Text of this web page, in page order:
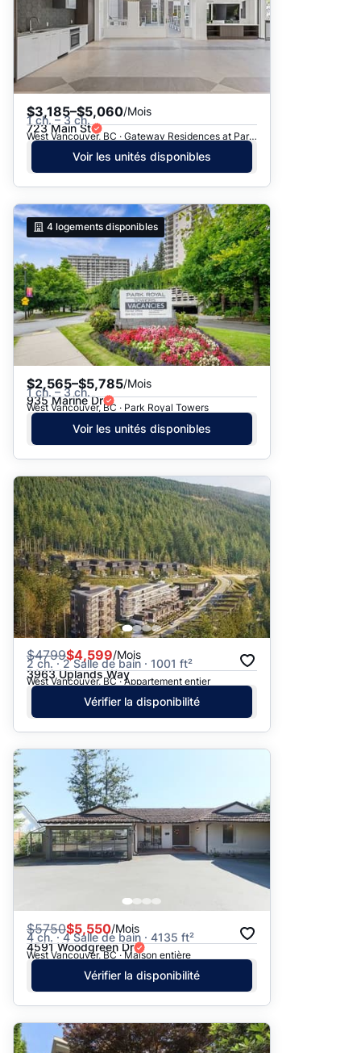
$3,185–$5,060/Mois
1 ch. – 3 ch.
723 Main St
West Vancouver, BC · Gateway Residences at Park Royal
Voir les unités disponibles
4 logements disponibles
$2,565–$5,785/Mois
1 ch. – 3 ch.
935 Marine Dr
West Vancouver, BC · Park Royal Towers
Voir les unités disponibles
$4799$4,599/Mois
2 ch. · 2 Salle de bain · 1001 ft²
3963 Uplands Way
West Vancouver, BC · Appartement entier
Vérifier la disponibilité
$5750$5,550/Mois
4 ch. · 4 Salle de bain · 4135 ft²
4591 Woodgreen Dr
West Vancouver, BC · Maison entière
Vérifier la disponibilité